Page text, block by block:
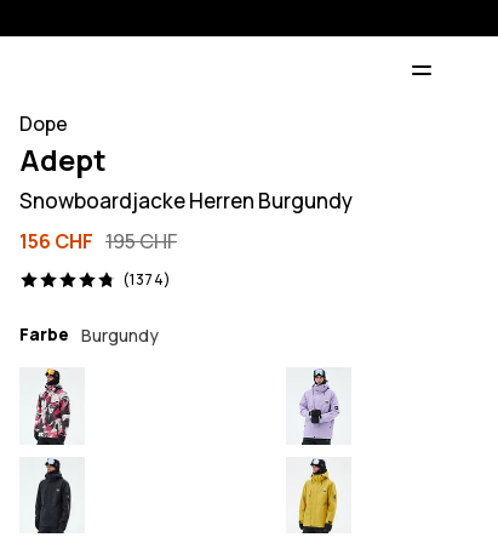
Dope
Adept
Snowboardjacke Herren Burgundy
156 CHF 195 CHF
(1374)
1374 Reviews, 4.8/5
Farbe Burgundy